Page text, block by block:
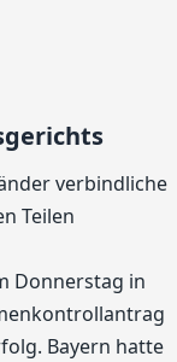
verbindliche
Teilen
Donnerstag in
Bayern hatte